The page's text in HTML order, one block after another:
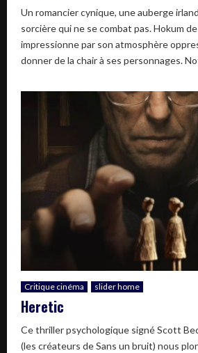
Un romancier cynique, une auberge
sorcière qui ne se combat pas. Hokum
impressionne par son atmosphère
donner de la chair à ses personnages.
Critique cinéma slider home
Heretic
Ce thriller psychologique signé Scott
(les créateurs de Sans un bruit) nous